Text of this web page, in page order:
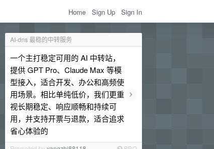
Home Sign Up Sign In
AI-dns 最稳的中转服务
一个主打稳定可用的 AI 中转站，
提供 GPT Pro、Claude Max 等模
型接入，适合开发、办公和高频使
用场景。相比单纯低价，我们更重
视长期稳定、响应顺畅和持续可
用，并支持开票与退款，适合追求
省心体验的
›